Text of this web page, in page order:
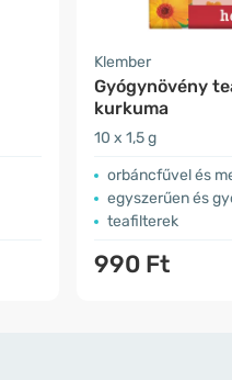
Klember
Gyógynövény
kurkuma
10 x 1,5 g
orbáncfűvel és
egyszerűen és
teafilterek
990 Ft